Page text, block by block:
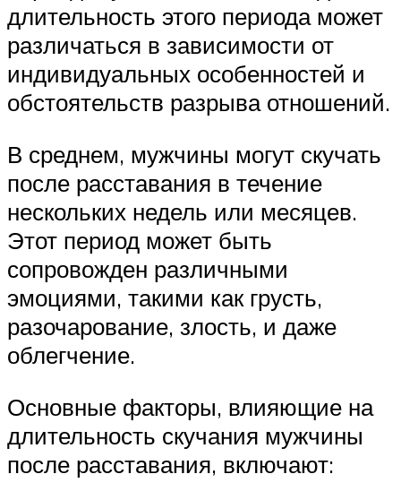
длительность этого периода может
различаться в зависимости от
индивидуальных особенностей и
обстоятельств разрыва отношений.
В среднем, мужчины могут скучать
после расставания в течение
нескольких недель или месяцев.
Этот период может быть
сопровожден различными
эмоциями, такими как грусть,
разочарование, злость, и даже
облегчение.
Основные факторы, влияющие на
длительность скучания мужчины
после расставания, включают: